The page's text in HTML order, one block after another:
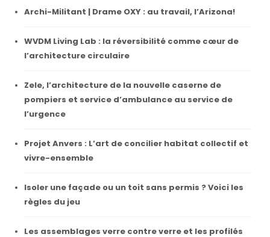
Archi-Militant | Drame OXY : au travail, l’Arizona!
WVDM Living Lab : la réversibilité comme cœur de
l’architecture circulaire
Zele, l’architecture de la nouvelle caserne de
pompiers et service d’ambulance au service de
l’urgence
Projet Anvers : L’art de concilier habitat collectif et
vivre-ensemble
Isoler une façade ou un toit sans permis ? Voici les
règles du jeu
Les assemblages verre contre verre et les profilés